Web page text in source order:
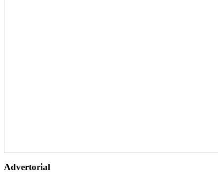
Advertorial